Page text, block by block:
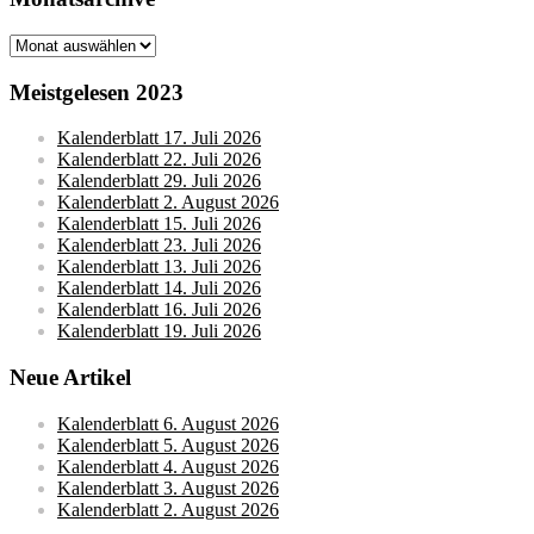
Monatsarchive
Meistgelesen 2023
Kalenderblatt 17. Juli 2026
Kalenderblatt 22. Juli 2026
Kalenderblatt 29. Juli 2026
Kalenderblatt 2. August 2026
Kalenderblatt 15. Juli 2026
Kalenderblatt 23. Juli 2026
Kalenderblatt 13. Juli 2026
Kalenderblatt 14. Juli 2026
Kalenderblatt 16. Juli 2026
Kalenderblatt 19. Juli 2026
Neue Artikel
Kalenderblatt 6. August 2026
Kalenderblatt 5. August 2026
Kalenderblatt 4. August 2026
Kalenderblatt 3. August 2026
Kalenderblatt 2. August 2026